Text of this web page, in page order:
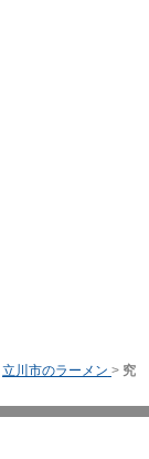
立川市のラーメン > 究